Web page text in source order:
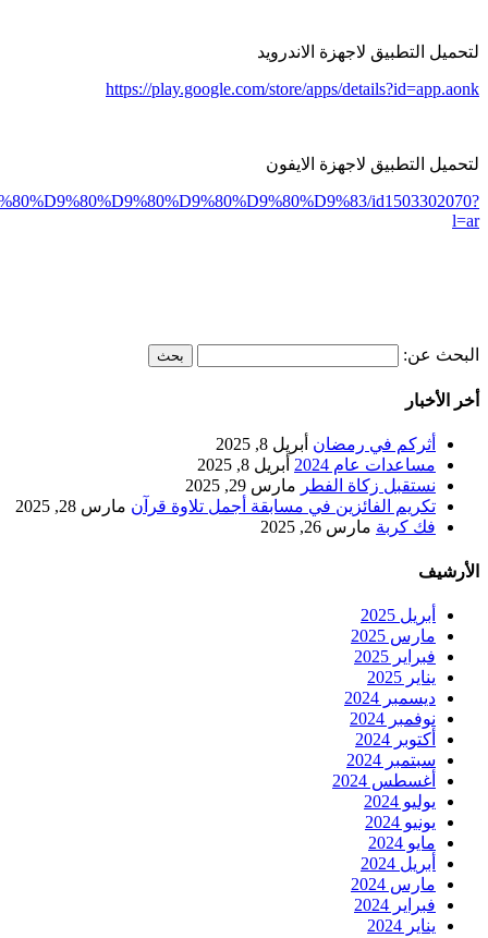
لتحميل التطبيق لاجهزة الاندرويد
https://play.google.com/store/apps/details?id=app.aonk
لتحميل التطبيق لاجهزة الايفون
id1503302070?
l=ar
البحث عن:
أخر الأخبار
أثركم في رمضان أبريل 8, 2025
مساعدات عام 2024
أبريل 8, 2025
نستقبل زكاة الفطر مارس 29, 2025
تكريم الفائزين في مسابقة أجمل تلاوة قرآن مارس 28, 2025
فك كربة مارس 26, 2025
الأرشيف
أبريل 2025
مارس 2025
فبراير 2025
يناير 2025
ديسمبر 2024
نوفمبر 2024
أكتوبر 2024
سبتمبر 2024
أغسطس 2024
يوليو 2024
يونيو 2024
مايو 2024
أبريل 2024
مارس 2024
فبراير 2024
يناير 2024